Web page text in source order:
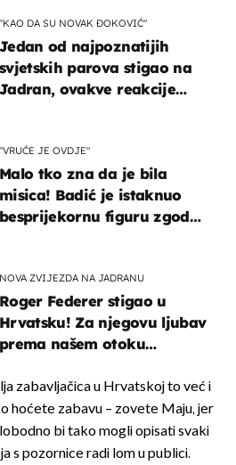
"KAO DA SU NOVAK ĐOKOVIĆ"
Jedan od najpoznatijih
svjetskih parova stigao na
Jadran, ovakve reakcije
"VRUĆE JE OVDJE"
Malo tko zna da je bila
misica! Badić je istaknuo
besprijekornu figuru zgodne
NOVA ZVIJEZDA NA JADRANU
Roger Federer stigao u
Hrvatsku! Za njegovu ljubav
prema našem otoku
Hrvat
zabavljačica u Hrvatskoj to već i
hoćete zabavu – zovete Maju, jer
bi tako mogli opisati svaki
s pozornice radi lom u publici.